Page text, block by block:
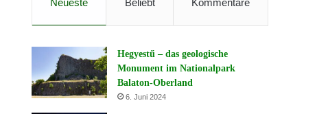
Neueste Beliebt Kommentare
Hegyestű – das geologische
Monument im Nationalpark
Balaton-Oberland
6. Juni 2024